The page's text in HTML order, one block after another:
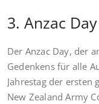
3. Anzac Day
Der Anzac Day, der
Gedenkens für alle
Jahrestag der
New Zealand Army